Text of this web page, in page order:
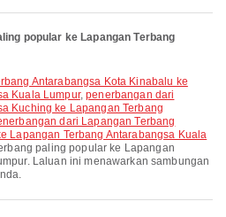
popular ke Lapangan Terbang
Kuala Lumpur,penerbangan dari
Kuching ke Lapangan Terbang
dari Lapangan Terbang
Lapangan Terbang Antarabangsa Kuala
paling popular ke Lapangan
Laluan ini menawarkan sambungan